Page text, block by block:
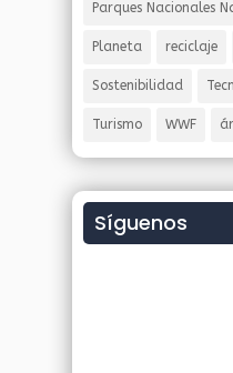
Parques Nacionales
Planeta reciclaje
Sostenibilidad
Turismo WWF
Síguenos